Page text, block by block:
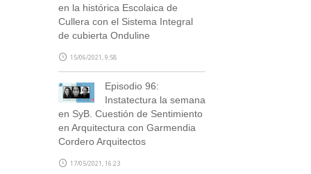
en la histórica Escolaica de
Cullera con el Sistema Integral
de cubierta Onduline
15/06/2021, 9:58
Episodio 96:
Instatectura la semana
en SyB. Cuestión de Sentimiento
en Arquitectura con Garmendia
Cordero Arquitectos
17/05/2021, 16:23